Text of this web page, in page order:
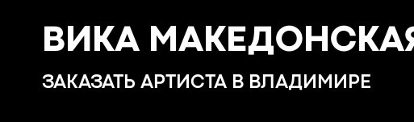
ВИКА
ЗАКАЗАТЬ АРТИСТА В ВЛАДИМИРЕ